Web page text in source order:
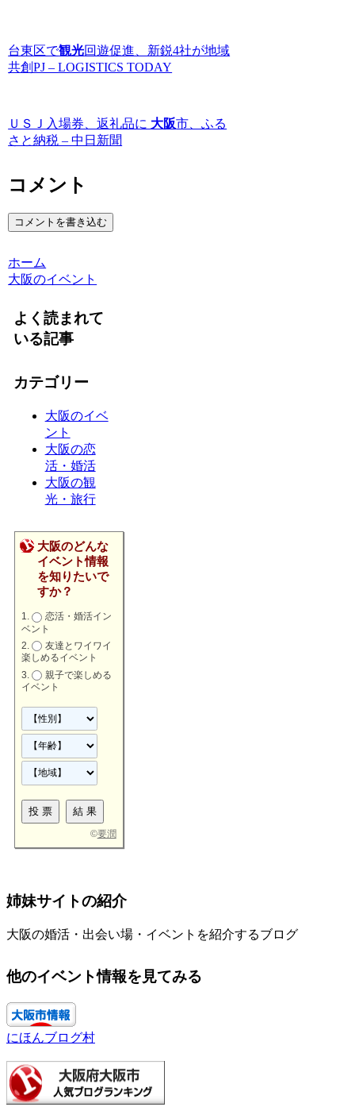
台東区で観光回遊促進、新鋭4社が地域
共創PJ – LOGISTICS TODAY
ＵＳＪ入場券、返礼品に 大阪市、ふる
さと納税 – 中日新聞
コメント
コメントを書き込む
ホーム
大阪のイベント
よく読まれて
いる記事
カテゴリー
大阪のイベ
ント
大阪の恋
活・婚活
大阪の観
光・旅行
大阪のどんな
イベント情報
を知りたいで
すか？
恋活・婚活イン
ベント
友達とワイワイ
楽しめるイベント
親子で楽しめる
イベント
©要潤
姉妹サイトの紹介
大阪の婚活・出会い場・イベントを紹介するブログ
他のイベント情報を見てみる
にほんブログ村